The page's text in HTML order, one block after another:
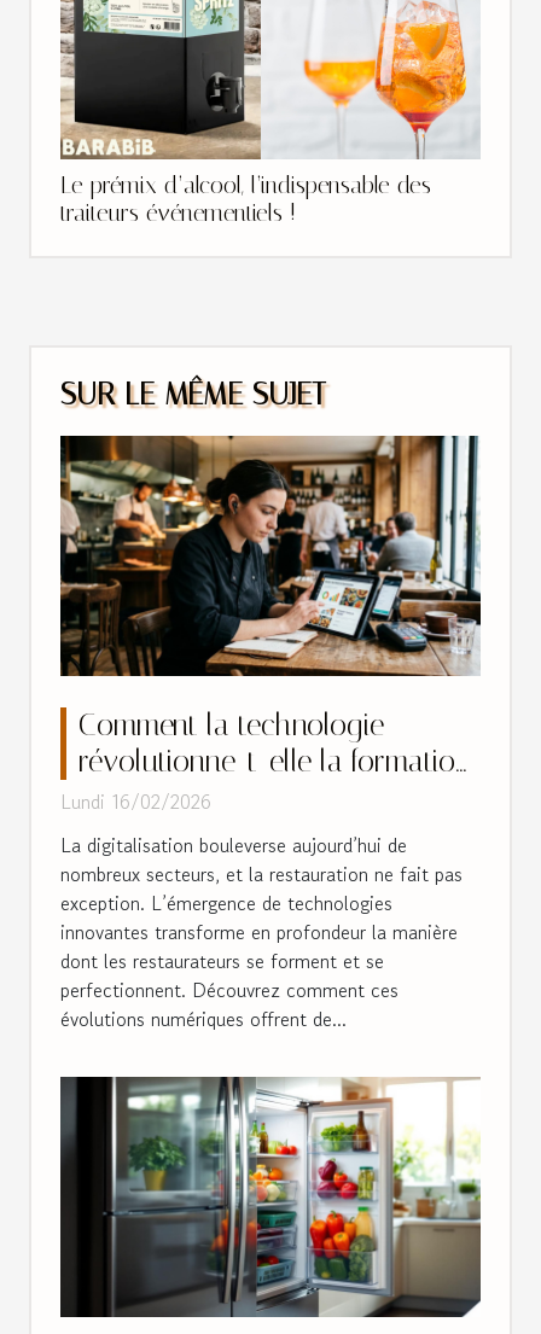
Le prémix d’alcool, l’indispensable des
traiteurs événementiels !
SUR LE MÊME SUJET
Comment la technologie
révolutionne-t-elle la formation
des restaurateurs ?
Lundi 16/02/2026
La digitalisation bouleverse aujourd’hui de
nombreux secteurs, et la restauration ne fait pas
exception. L’émergence de technologies
innovantes transforme en profondeur la manière
dont les restaurateurs se forment et se
perfectionnent. Découvrez comment ces
évolutions numériques offrent de...